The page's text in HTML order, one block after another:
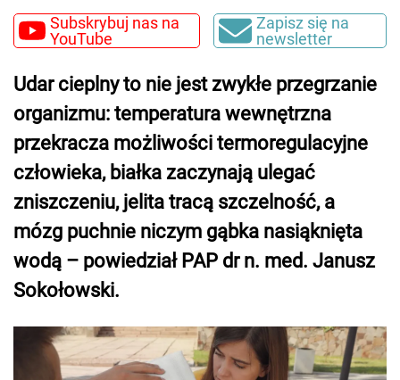
Subskrybuj nas na
YouTube
Zapisz się na
newsletter
Udar cieplny to nie jest zwykłe przegrzanie
organizmu: temperatura wewnętrzna
przekracza możliwości termoregulacyjne
człowieka, białka zaczynają ulegać
zniszczeniu, jelita tracą szczelność, a
mózg puchnie niczym gąbka nasiąknięta
wodą – powiedział PAP dr n. med. Janusz
Sokołowski.